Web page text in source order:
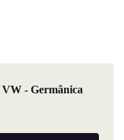
- Germânica